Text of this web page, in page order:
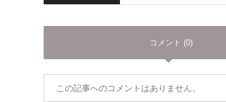
コメント (0)
この記事へのコメントはありません。